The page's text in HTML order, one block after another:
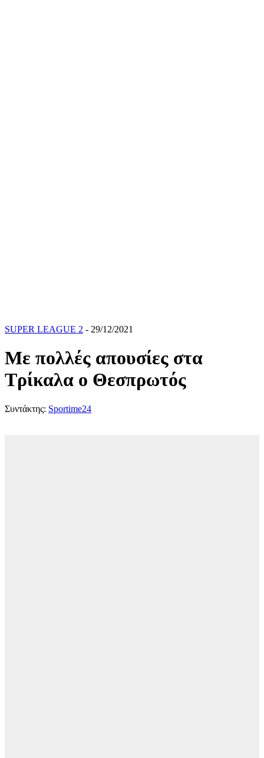
SUPER LEAGUE 2 - 29/12/2021
Με πολλές απουσίες στα
Τρίκαλα ο Θεσπρωτός
Συντάκτης: Sportime24